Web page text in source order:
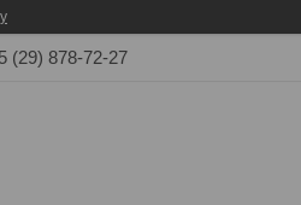
(29) 878-72-27